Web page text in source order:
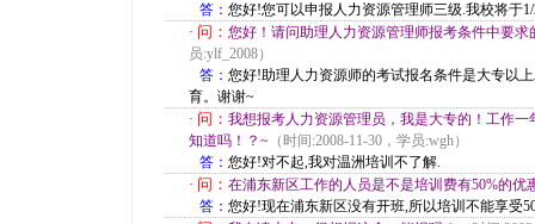
答： 您好!您可以申报人力资源管理师三级.我校将于
· 问： 您好！请问助理人力资源管理师报考条件中要
员:ylf_2008）
答： 您好!助理人力资源师的考试报名条件是大专以
育。谢谢~
· 问： 我想报考人力资源管理员，我是大专的！工作
知道吗！？~ （时间:2008-11-30，学员:wgh）
答： 您好!对不起,我对温洲培训不了解.
· 问： 在浦东新区工作的人员是不是培训费有50%的优
答： 您好!现在浦东新区没有开班,所以培训不能享受